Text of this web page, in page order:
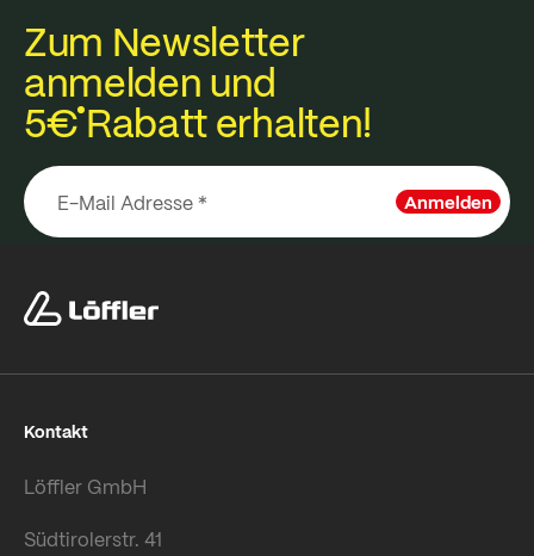
Zum Newsletter
anmelden und
5€Rabatt erhalten!
Anmelden
Kontakt
Löffler GmbH
Südtirolerstr. 41